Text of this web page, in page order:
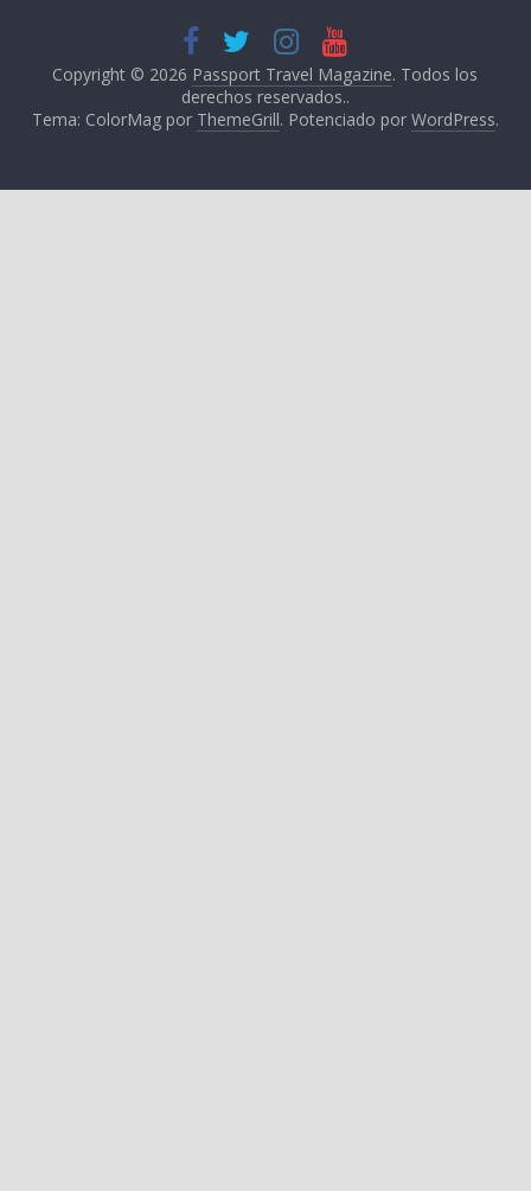
Copyright © 2026 Passport Travel Magazine. Todos los
derechos reservados..
Tema: ColorMag por ThemeGrill. Potenciado por WordPress.